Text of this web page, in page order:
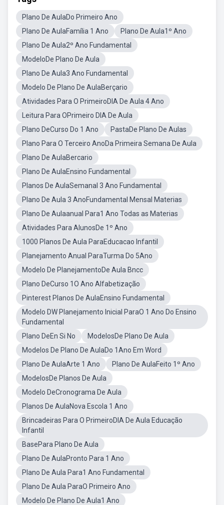
Plano De AulaDo Primeiro Ano
Plano De AulaFamília 1 Ano
Plano De Aula1º Ano
Plano De Aula2º Ano Fundamental
ModeloDe Plano De Aula
Plano De Aula3 Ano Fundamental
Modelo De Plano De AulaBerçario
Atividades Para O PrimeiroDIA De Aula 4 Ano
Leitura Para OPrimeiro DIA De Aula
Plano DeCurso Do 1 Ano
PastaDe Plano De Aulas
Plano Para O Terceiro AnoDa Primeira Semana De Aula
Plano De AulaBercario
Plano De AulaEnsino Fundamental
Planos De AulaSemanal 3 Ano Fundamental
Plano De Aula 3 AnoFundamental Mensal Materias
Plano De Aulaanual Para1 Ano Todas as Materias
Atividades Para AlunosDe 1º Ano
1000 Planos De Aula ParaEducacao Infantil
Planejamento Anual ParaTurma Do 5Ano
Modelo De PlanejamentoDe Aula Bncc
Plano DeCurso 1O Ano Alfabetização
Pinterest Planos De AulaEnsino Fundamental
Modelo DW Planejamento Inicial ParaO 1 Ano Do Ensino
Fundamental
Plano DeEn Si No
ModelosDe Plano De Aula
Modelos De Plano De AulaDo 1Ano Em Word
Plano De AulaArte 1 Ano
Plano De AulaFeito 1º Ano
ModelosDe Planos De Aula
Modelo DeCronograma De Aula
Planos De AulaNova Escola 1 Ano
Brincadeiras Para O PrimeiroDIA De Aula Educação
Infantil
BasePara Plano De Aula
Plano De AulaPronto Para 1 Ano
Plano De Aula Para1 Ano Fundamental
Plano De Aula ParaO Primeiro Ano
Modelo De Plano De Aula1 Ano